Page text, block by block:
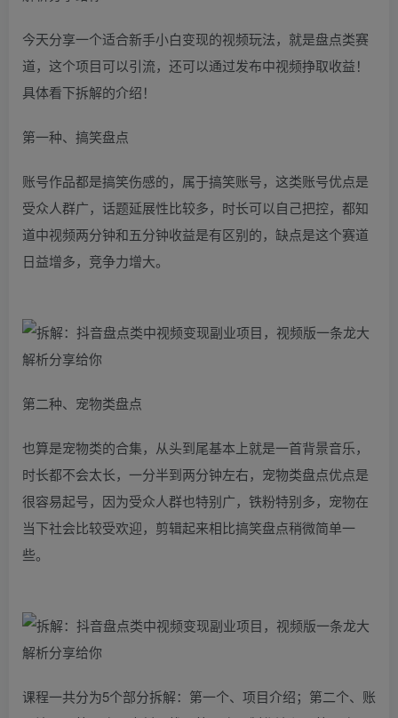
今天分享一个适合新手小白变现的视频玩法，就是盘点类赛
道，这个项目可以引流，还可以通过发布中视频挣取收益！
具体看下拆解的介绍！
第一种、搞笑盘点
账号作品都是搞笑伤感的，属于搞笑账号，这类账号优点是
受众人群广，话题延展性比较多，时长可以自己把控，都知
道中视频两分钟和五分钟收益是有区别的，缺点是这个赛道
日益增多，竞争力增大。
第二种、宠物类盘点
也算是宠物类的合集，从头到尾基本上就是一首背景音乐，
时长都不会太长，一分半到两分钟左右，宠物类盘点优点是
很容易起号，因为受众人群也特别广，铁粉特别多，宠物在
当下社会比较受欢迎，剪辑起来相比搞笑盘点稍微简单一
些。
课程一共分为5个部分拆解：第一个、项目介绍；第二个、账